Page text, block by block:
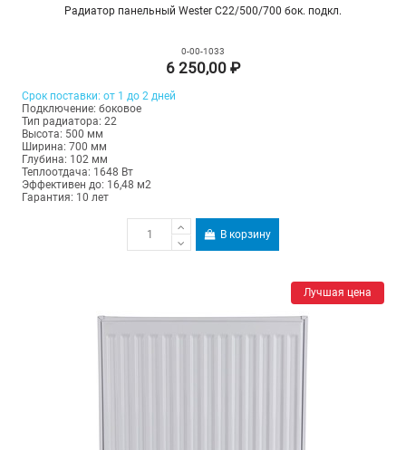
Радиатор панельный Wester C22/500/700 бок. подкл.
0-00-1033
6 250,00 ₽
Срок поставки: от 1 до 2 дней
Подключение: боковое
Тип радиатора: 22
Высота: 500 мм
Ширина: 700 мм
Глубина: 102 мм
Теплоотдача: 1648 Вт
Эффективен до: 16,48 м2
Гарантия: 10 лет
В корзину
Лучшая цена